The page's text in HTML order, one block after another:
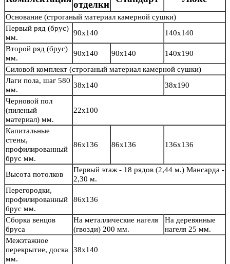
отделки
Основание (строганый материал камерной сушки)
Первый ряд (брус)
мм.
90х140
140х140
Второй ряд (брус)
мм.
90х140 90х140
140х190
Силовой комплект (строганый материал камерной сушки)
Лаги пола, шаг 580
мм.
38х140
38х190
Черновой пол
(пиленый
материал) мм.
22х100
Капитальные
стены,
профилированный
брус мм.
86х136 86х136 136х136
Высота потолков
Первый этаж - 18 рядов (2,44 м.) Мансарда -
2,30 м.
Перегородки,
профилированный
брус мм.
86х136
Сборка венцов
бруса
На металлические нагеля
(гвозди) 200 мм.
На деревянные
нагеля 25 мм.
Межэтажное
перекрытие, доска
мм.
38х140